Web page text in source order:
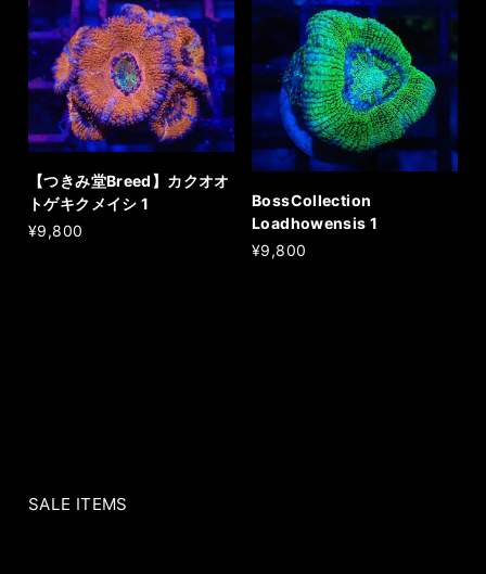
【つきみ堂Breed】カクオオ
トゲキクメイシ 1
¥9,800
BossCollection
Loadhowensis 1
¥9,800
SALE ITEMS